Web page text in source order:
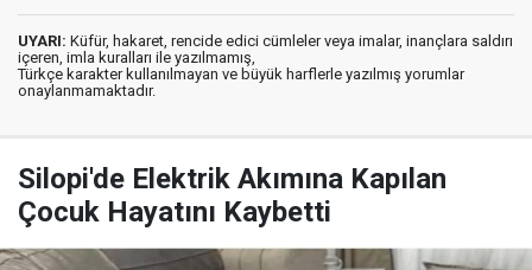
UYARI: Küfür, hakaret, rencide edici cümleler veya imalar, inançlara saldırı
içeren, imla kuralları ile yazılmamış,
Türkçe karakter kullanılmayan ve büyük harflerle yazılmış yorumlar
onaylanmamaktadır.
Silopi'de Elektrik Akımına Kapılan
Çocuk Hayatını Kaybetti